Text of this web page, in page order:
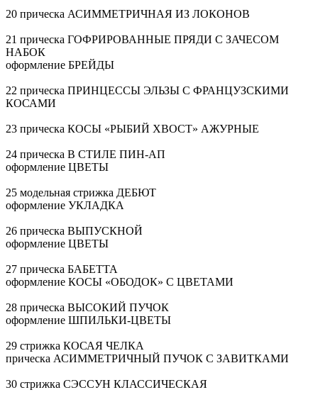
20 прическа АСИММЕТРИЧНАЯ ИЗ ЛОКОНОВ
21 прическа ГОФРИРОВАННЫЕ ПРЯДИ С ЗАЧЕСОМ
НАБОК
оформление БРЕЙДЫ
22 прическа ПРИНЦЕССЫ ЭЛЬЗЫ С ФРАНЦУЗСКИМИ
КОСАМИ
23 прическа КОСЫ «РЫБИЙ ХВОСТ» АЖУРНЫЕ
24 прическа В СТИЛЕ ПИН-АП
оформление ЦВЕТЫ
25 модельная стрижка ДЕБЮТ
оформление УКЛАДКА
26 прическа ВЫПУСКНОЙ
оформление ЦВЕТЫ
27 прическа БАБЕТТА
оформление КОСЫ «ОБОДОК» С ЦВЕТАМИ
28 прическа ВЫСОКИЙ ПУЧОК
оформление ШПИЛЬКИ-ЦВЕТЫ
29 стрижка КОСАЯ ЧЕЛКА
прическа АСИММЕТРИЧНЫЙ ПУЧОК С ЗАВИТКАМИ
30 стрижка СЭССУН КЛАССИЧЕСКАЯ